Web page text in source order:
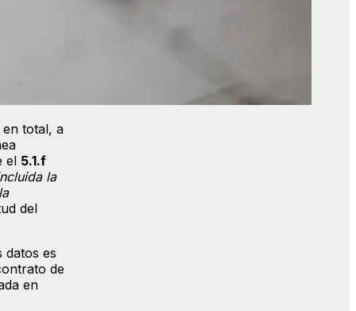
total, a
el 5.1.f
la
del
datos es
de
en